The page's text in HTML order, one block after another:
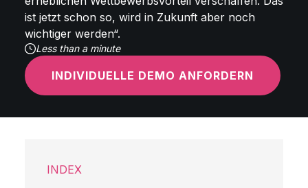
ist jetzt schon so, wird in Zukunft aber noch
wichtiger werden“.
Less than a minute
INDIVIDUELLE DEMO ANFORDERN
INDEX